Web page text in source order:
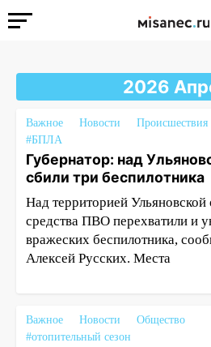
2026
Важное Новости Происшествия
#БПЛА
Губернатор: над
сбили три беспилотника
Над территорией
средства ПВО перехватили и
вражеских беспилотника,
Алексей Русских. Места
Важное Новости
Общество
#отопительный сезон